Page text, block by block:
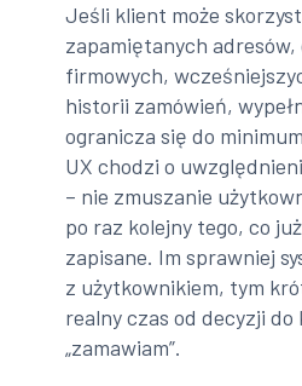
Jeśli klient może
zapamiętanych adresów,
firmowych,
historii zamówień,
ogranicza się do
UX chodzi o
– nie zmuszanie
po raz kolejny tego, co
zapisane. Im sprawniej
z użytkownikiem, tym
realny czas od decyzji do
„zamawiam”.